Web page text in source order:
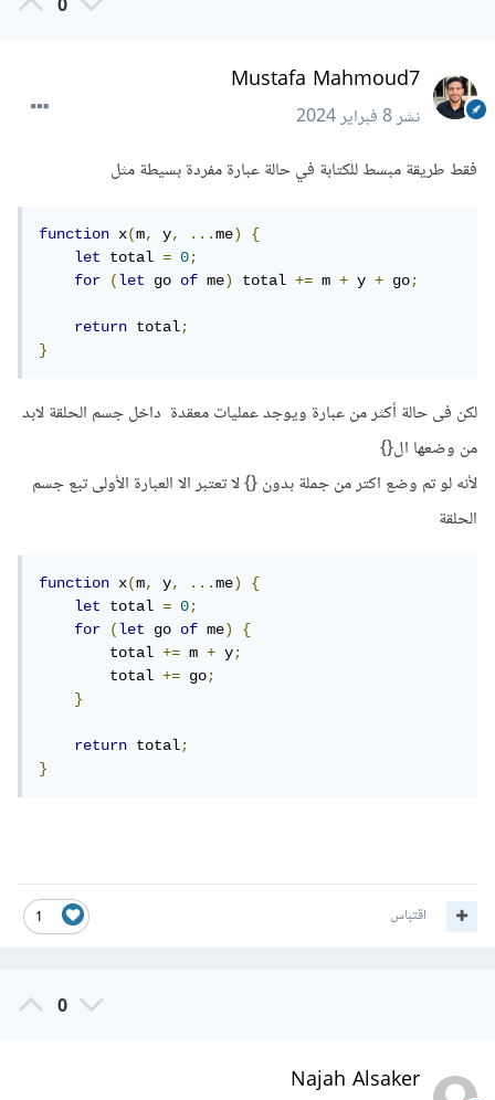
0
Mustafa Mahmoud7
نشر8 فبراير 2024
فقط طريقة مبسط للكتابة في حالة عبارة مفردة بسيطة مثل
function x(m, y, ...me)
{
let
total = 0;
for
(let go of me) total += m + y + go;
return total;
}
لكن فى حالة أكثر من عبارة ويوجد عمليات معقدة داخل جسم الحلقة لابد
من وضعها ال{}
لأنه لو تم وضع اكتر من جملة بدون {} لا تعتبر الا العبارة الأولى تبع جسم
الحلقة
function x(m, y, ...me)
{
let
total = 0;
for
(let go of me)
{
        total
+= m + y;
        total
+= go;
}
return total;
}
1 اقتباس
0
Najah Alsaker